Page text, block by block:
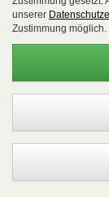
Impressum
Unsere AGB
Versandkosten /
Rücksendungen
Joe Snyder
Herren
Presse
unserer
Zustimmung möglich.